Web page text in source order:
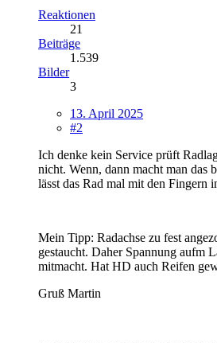
Reaktionen
21
Beiträge
1.539
Bilder
3
13. April 2025
#2
Ich denke kein Service prüft
nicht. Wenn, dann macht man das
lässt das Rad mal mit den Fingern
Mein Tipp: Radachse zu fest
gestaucht. Daher Spannung aufm
mitmacht. Hat HD auch Reifen
Gruß Martin